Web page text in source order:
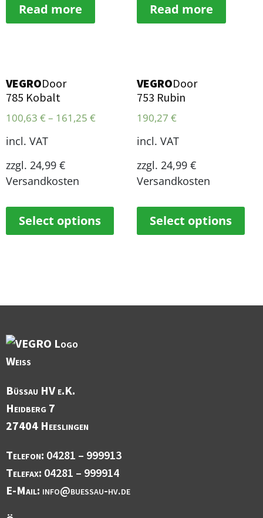
Read more Read more
VEGRODoor
785 Kobalt
100,63 € – 161,25 €
incl. VAT
zzgl. 24,99 €
Versandkosten
Select options
VEGRODoor
753 Rubin
190,27 €
incl. VAT
zzgl. 24,99 €
Versandkosten
Select options
Büssau HV e.K.
Heidberg 7
27404 Heeslingen
Telefon: 04281 – 999913
Telefax: 04281 – 999914
E-Mail: info@buessau-hv.de